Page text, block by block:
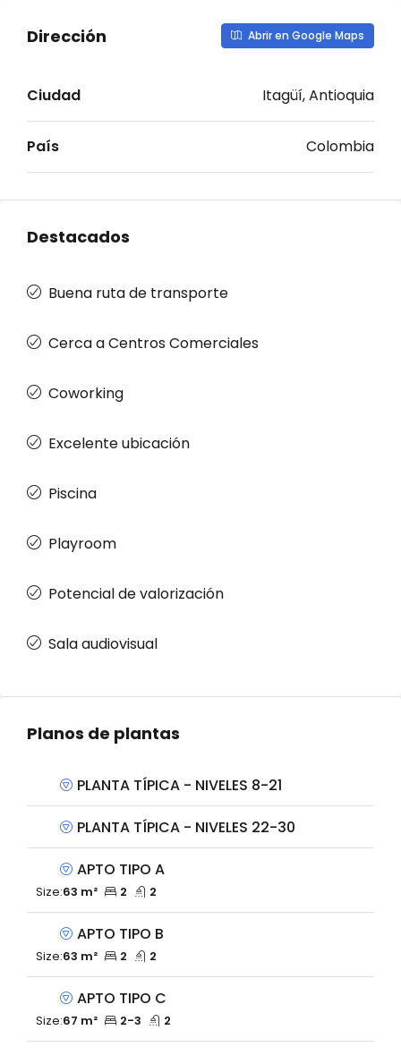
Dirección Abrir en Google Maps
Ciudad Itagüí, Antioquia
País Colombia
Destacados
Buena ruta de transporte
Cerca a Centros Comerciales
Coworking
Excelente ubicación
Piscina
Playroom
Potencial de valorización
Sala audiovisual
Planos de plantas
PLANTA TÍPICA - NIVELES 8-21
PLANTA TÍPICA - NIVELES 22-30
APTO TIPO A
Size:63 m² 2 2
APTO TIPO B
Size:63 m² 2 2
APTO TIPO C
Size:67 m² 2-3 2